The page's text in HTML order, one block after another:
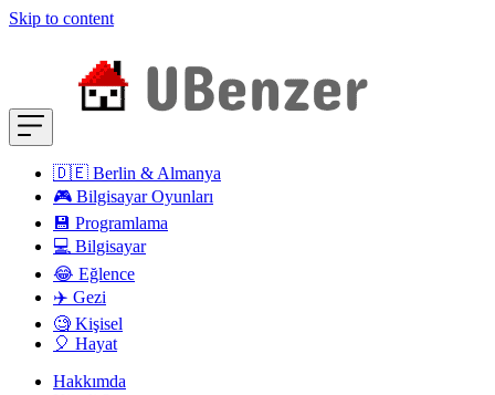
Skip to content
🇩🇪 Berlin & Almanya
🎮 Bilgisayar Oyunları
💾 Programlama
💻 Bilgisayar
😂 Eğlence
✈️ Gezi
🧐 Kişisel
🎈 Hayat
Hakkımda